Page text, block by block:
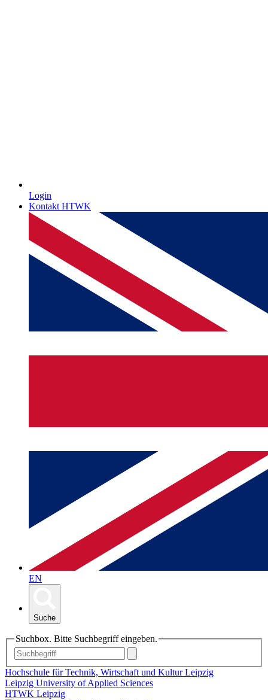
Login
Kontakt HTWK
EN
Suche
Suchbox. Bitte Suchbegriff eingeben.
Hochschule für Technik, Wirtschaft und Kultur Leipzig
Leipzig University of Applied Sciences
HTWK Leipzig